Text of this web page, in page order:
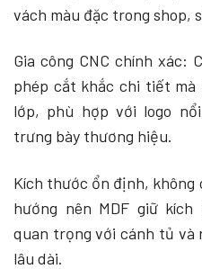
vách màu đặc trong shop,
Gia công CNC chính xác:
phép cắt khắc chi tiết mà
lớp, phù hợp với logo
trưng bày thương hiệu.
Kích thước ổn định, không
hướng nên MDF giữ
quan trọng với cánh tủ và
lâu dài.